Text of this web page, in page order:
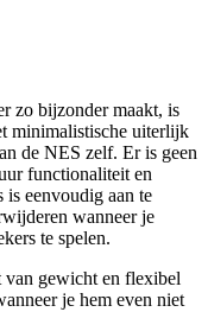
zo bijzonder maakt, is
minimalistische uiterlijk
de NES zelf. Er is geen
functionaliteit en
is eenvoudig aan te
wanneer je
te spelen.
gewicht en flexibel
je hem even niet